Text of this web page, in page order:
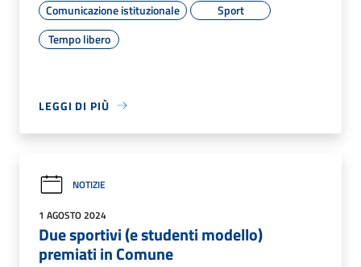
Comunicazione istituzionale
Sport
Tempo libero
LEGGI DI PIÙ
NOTIZIE
1 AGOSTO 2024
Due sportivi (e studenti modello)
premiati in Comune